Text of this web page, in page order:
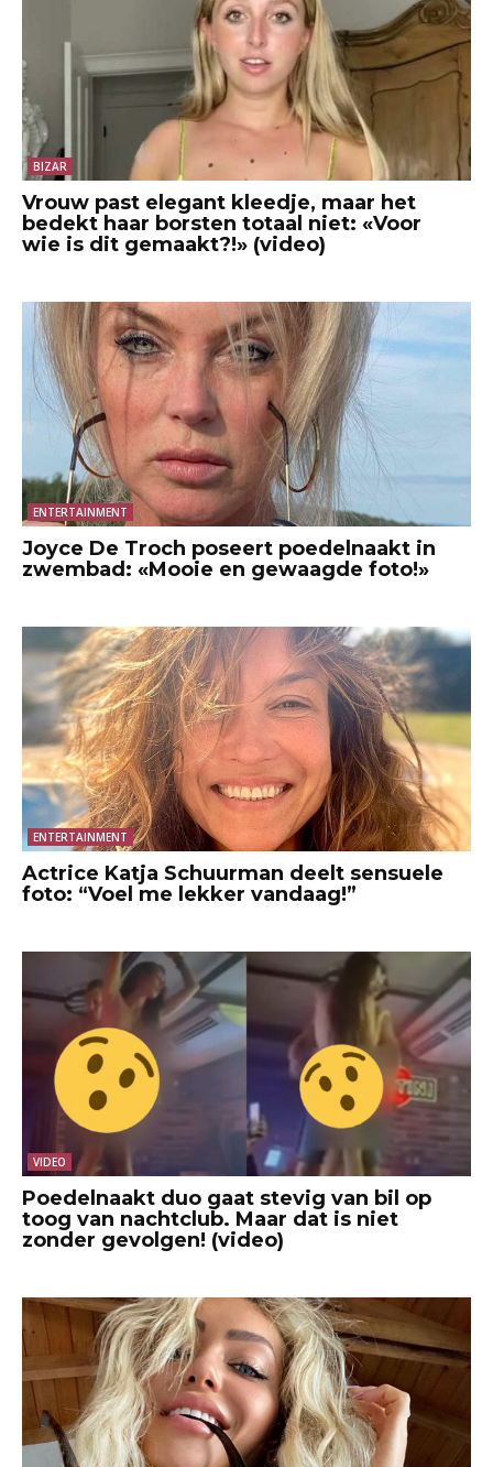
BIZAR
Vrouw past elegant kleedje, maar het
bedekt haar borsten totaal niet: «Voor
wie is dit gemaakt?!» (video)
ENTERTAINMENT
Joyce De Troch poseert poedelnaakt in
zwembad: «Mooie en gewaagde foto!»
ENTERTAINMENT
Actrice Katja Schuurman deelt sensuele
foto: “Voel me lekker vandaag!”
VIDEO
Poedelnaakt duo gaat stevig van bil op
toog van nachtclub. Maar dat is niet
zonder gevolgen! (video)